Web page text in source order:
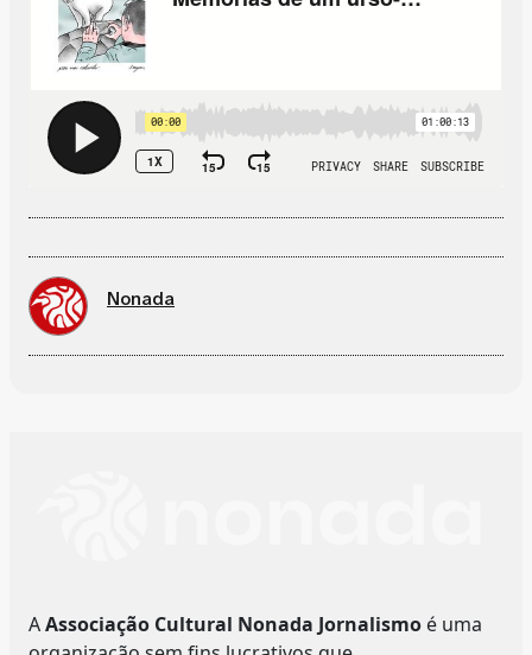
Nonada
AAssociação Cultural Nonada Jornalismo é uma